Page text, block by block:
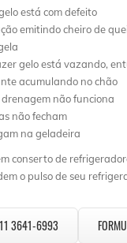
está com defeito
emitindo cheiro de
gelo está vazando,
acumulando no chão
não funciona
não fecham
na geladeira
conserto de
o pulso de seu
11 3641-6993